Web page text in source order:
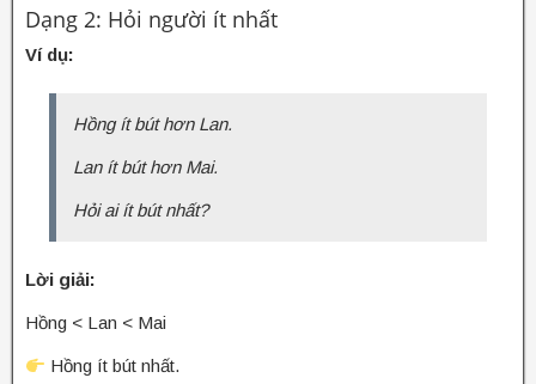
Dạng 2: Hỏi người ít nhất
Ví dụ:
Hồng ít bút hơn Lan.
Lan ít bút hơn Mai.
Hỏi ai ít bút nhất?
Lời giải:
Hồng < Lan < Mai
Hồng ít bút nhất.